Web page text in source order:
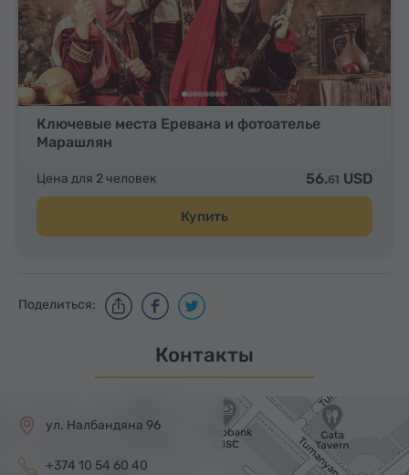
Ключевые места Еревана и фотоателье
Марашлян
Цена для 2 человек 56.61 USD
Купить
Поделиться:
Контакты
ул. Налбандяна 96
+374 10 54 60 40